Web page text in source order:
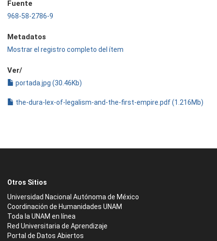
Fuente
968-58-2786-9
Metadatos
Mostrar el registro completo del ítem
Ver/
portada.jpg (30.46Kb)
the-dura-lex-of-legalism-and-the-first-empire.pdf (1.216Mb)
Otros Sitios
Universidad Nacional Autónoma de México
Coordinación de Humanidades UNAM
Toda la UNAM en línea
Red Universitaria de Aprendizaje
Portal de Datos Abiertos